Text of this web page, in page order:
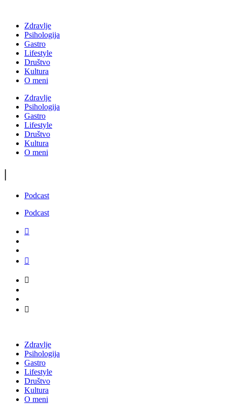
Zdravlje
Psihologija
Gastro
Lifestyle
Društvo
Kultura
O meni
Zdravlje
Psihologija
Gastro
Lifestyle
Društvo
Kultura
O meni
|
Podcast
Podcast
Zdravlje
Psihologija
Gastro
Lifestyle
Društvo
Kultura
O meni